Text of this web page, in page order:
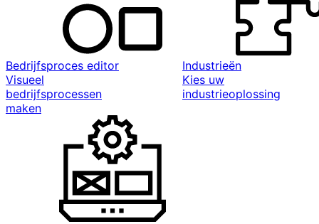
Bedrijfsproces editor
Visueel
bedrijfsprocessen
maken
Industrieën
Kies uw
industrieoplossing